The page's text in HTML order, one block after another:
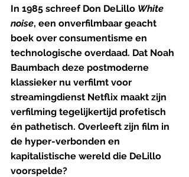
In 1985 schreef Don DeLillo White
noise, een onverfilmbaar geacht
boek over consumentisme en
technologische overdaad. Dat Noah
Baumbach deze postmoderne
klassieker nu verfilmt voor
streamingdienst Netflix maakt zijn
verfilming tegelijkertijd profetisch
én pathetisch. Overleeft zijn film in
de hyper-verbonden en
kapitalistische wereld die DeLillo
voorspelde?